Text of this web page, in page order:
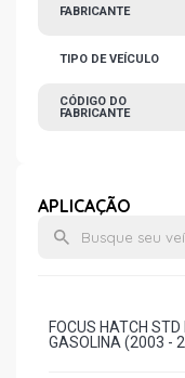
FABRICANTE
TIPO DE VEÍCULO
CÓDIGO DO
FABRICANTE
APLICAÇÃO
FOCUS HATCH
GASOLINA (2003 -